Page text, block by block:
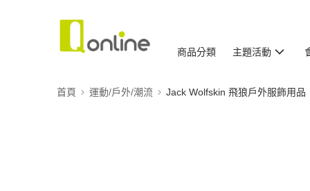
商品分類 主題活動
首頁 運動/戶外/潮流 Jack Wolfskin 飛狼戶外服飾用品